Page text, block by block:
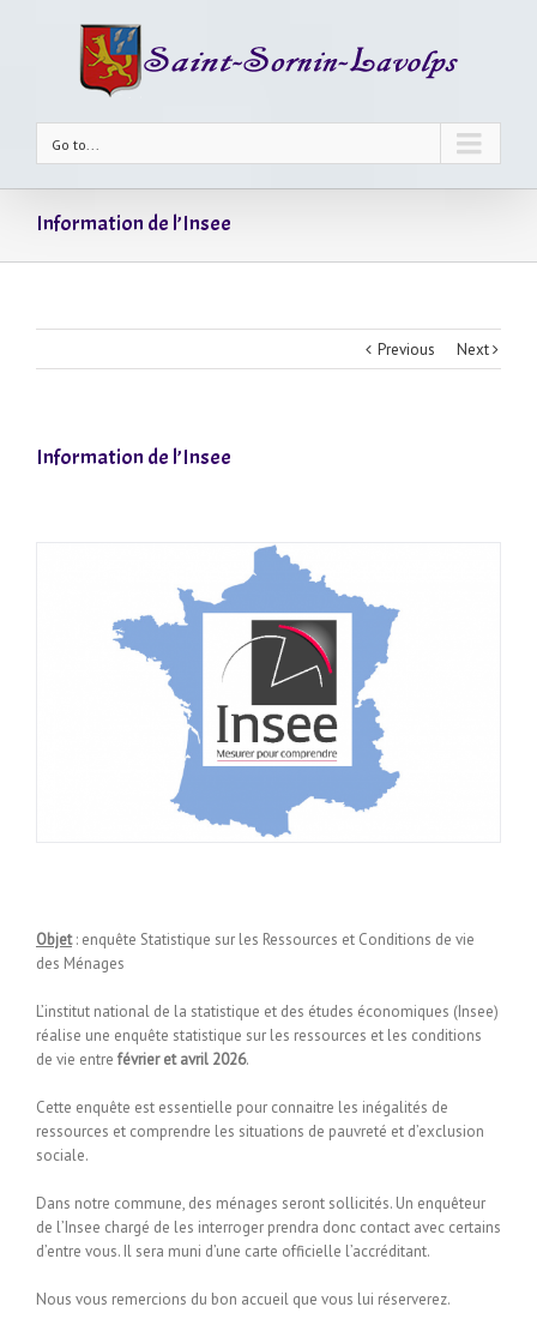
Go to...
Information de l’Insee
Previous Next
Information de l’Insee
Objet: enquête Statistique sur les Ressources et Conditions de vie
des Ménages
L’institut national de la statistique et des études économiques (Insee)
réalise une enquête statistique sur les ressources et les conditions
de vie entre février et avril 2026.
Cette enquête est essentielle pour connaitre les inégalités de
ressources et comprendre les situations de pauvreté et d’exclusion
sociale.
Dans notre commune, des ménages seront sollicités. Un enquêteur
de l’Insee chargé de les interroger prendra donc contact avec certains
d’entre vous. Il sera muni d’une carte officielle l’accréditant.
Nous vous remercions du bon accueil que vous lui réserverez.